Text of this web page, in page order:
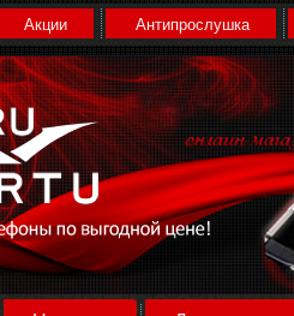
Акции Антипрослушка